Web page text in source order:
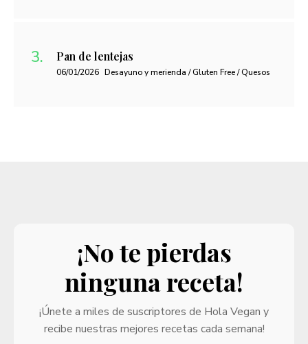
Pan de lentejas
06/01/2026 Desayuno y merienda / Gluten Free / Quesos
¡No te pierdas
ninguna receta!
¡Únete a miles de suscriptores de Hola Vegan y
recibe nuestras mejores recetas cada semana!